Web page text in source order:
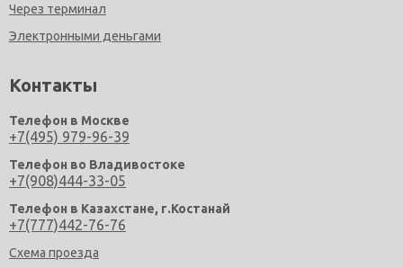
Через терминал
Электронными деньгами
Контакты
Телефон в Москве
+7(495) 979-96-39
Телефон во Владивостоке
+7(908)444-33-05
Телефон в Казахстане, г.Костанай
+7(777)442-76-76
Схема проезда